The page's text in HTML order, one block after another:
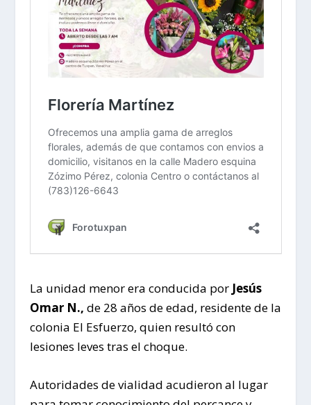
La unidad menor era conducida porJesús
Omar N., de 28 años de edad, residente de la
colonia El Esfuerzo, quien resultó con
lesiones leves tras el choque.
Autoridades de vialidad acudieron al lugar